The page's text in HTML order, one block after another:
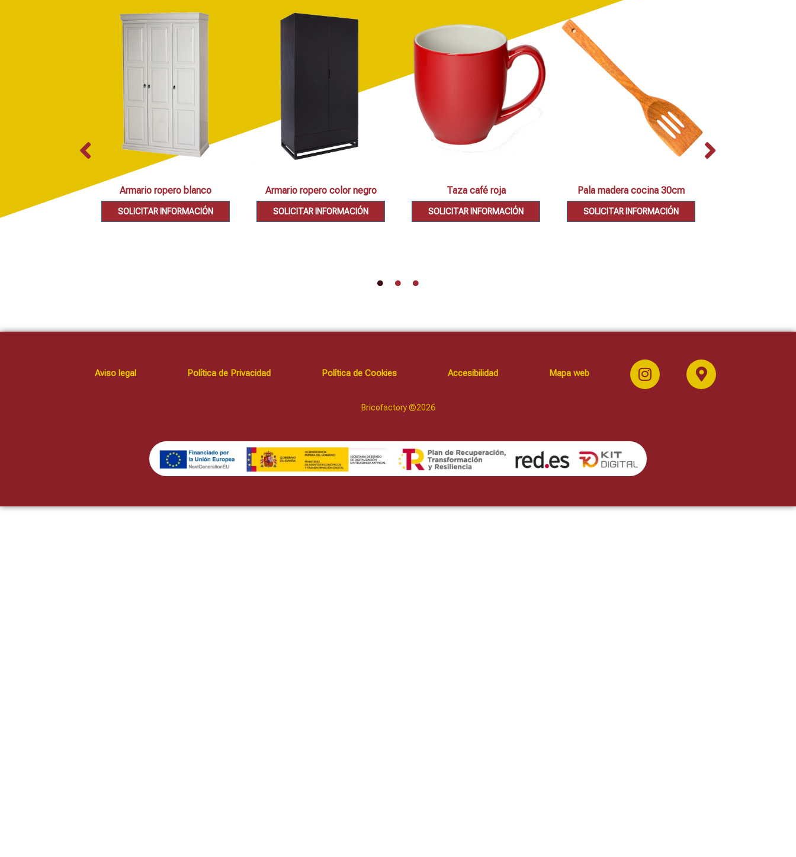
Armario ropero blanco
SOLICITAR INFORMACIÓN
Armario ropero color negro
SOLICITAR INFORMACIÓN
Taza café roja
SOLICITAR INFORMACIÓN
Pala madera cocina 30cm
SOLICITAR INFORMACIÓN
Aviso legal Política de Privacidad Política de Cookies Accesibilidad Mapa web
Bricofactory ©2026